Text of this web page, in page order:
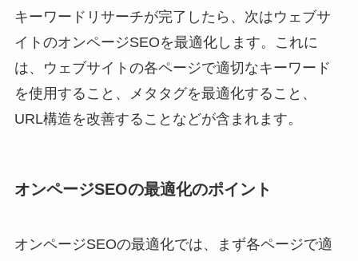
キーワードリサーチが完了したら、次はウェブサ
イトのオンページSEOを最適化します。これに
は、ウェブサイトの各ページで適切なキーワード
を使用すること、メタタグを最適化すること、
URL構造を改善することなどが含まれます。
オンページSEOの最適化のポイント
オンページSEOの最適化では、まず各ページで適